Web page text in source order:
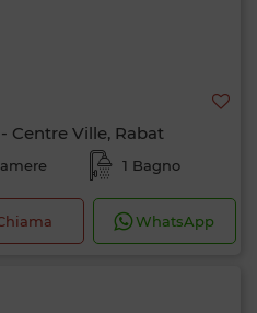
Centre Ville, Rabat
1 Bagno
WhatsApp